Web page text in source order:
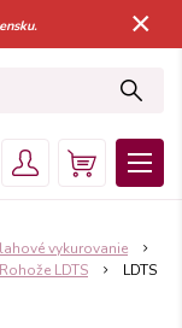
×
vykurovanie
Rohože LDTS
LDTS